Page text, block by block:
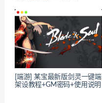
[端游] 某宝最新版剑灵一键端
架设教程+GM密码+使用说明